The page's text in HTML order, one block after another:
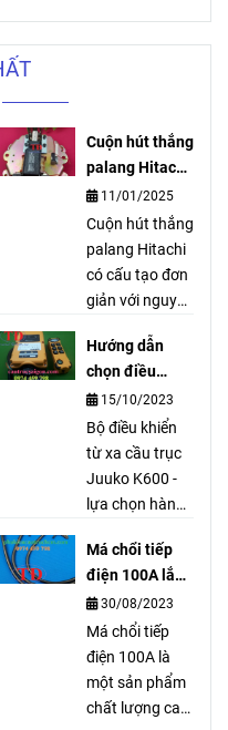
Cuộn hút thắng
palang Hitachi
là gì?
11/01/2025
Cuộn hút thắng
palang Hitachi
có cấu tạo đơn
giản với nguyên
thép và từ
trường. Sản
phẩm được sản
xuất theo công
nghệ tiên tiến
nên rất bền
trong quá trình
Hướng dẫn
chọn điều
khiển từ xa
K600
15/10/2023
Bộ điều khiển
từ xa cầu trục
Juuko K600 -
lựa chọn hàng
động cầu trục.
Linh hoạt, an
toàn và hiệu
quả, mang lại
lợi ích và tiện
ích cho người
sử dụng.
Má chổi tiếp
điện 100A lắp
như thế nào?
30/08/2023
Má chổi tiếp
điện 100A là
một sản phẩm
chất lượng cao,